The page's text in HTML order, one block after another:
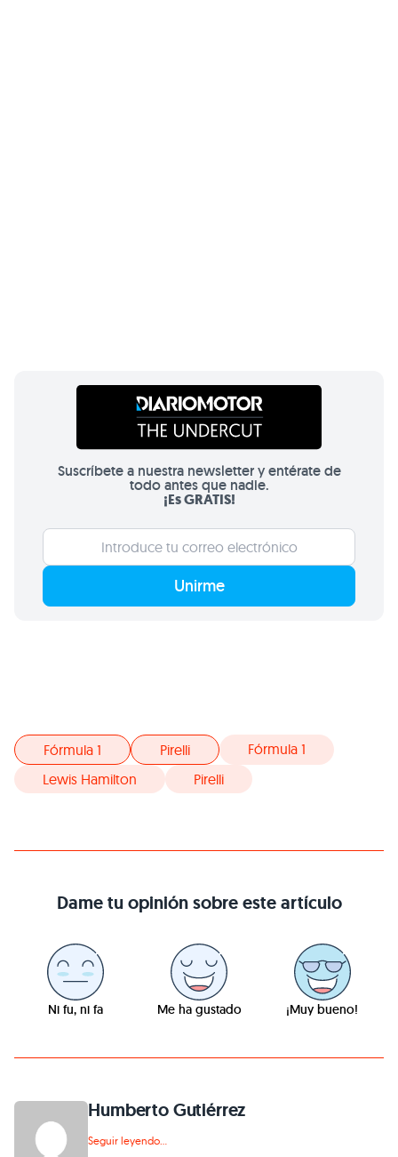
Suscríbete a nuestra newsletter y entérate de
todo antes que nadie.
¡Es GRATIS!
Unirme
Fórmula 1 Pirelli
Fórmula 1
Lewis Hamilton
Pirelli
Dame tu opinión sobre este artículo
Ni fu, ni fa Me ha gustado ¡Muy bueno!
Humberto Gutiérrez
Seguir leyendo...